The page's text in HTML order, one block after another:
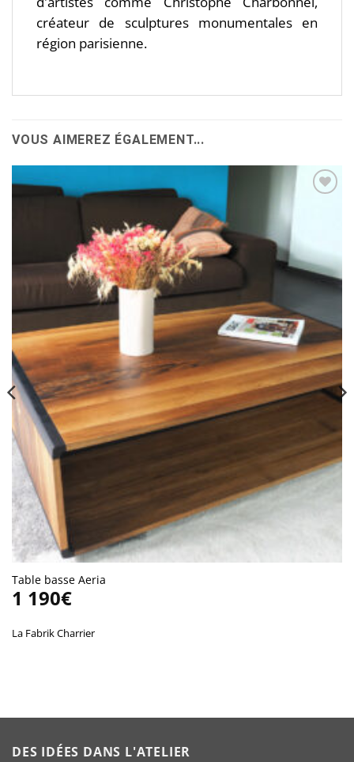
créateur de sculptures monumentales en
région parisienne.
VOUS AIMEREZ ÉGALEMENT...
Table basse Aeria
1 190€
La Fabrik Charrier
DES IDÉES DANS L'ATELIER